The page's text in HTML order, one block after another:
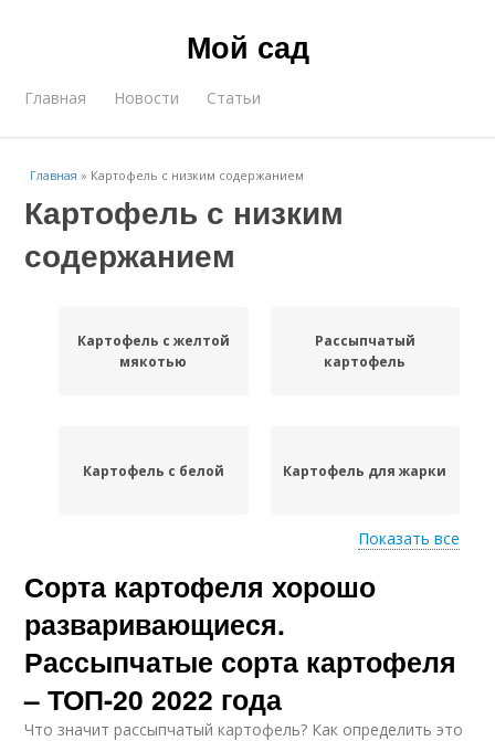
Мой сад
Главная Новости Статьи
Главная » Картофель с низким содержанием
Картофель с низким
содержанием
Картофель с желтой
мякотью
Рассыпчатый
картофель
Картофель с белой Картофель для жарки
Картофель по
алфавиту
Картофель в украине
Показать все
Сорта картофеля хорошо
разваривающиеся.
Рассыпчатые сорта картофеля
– ТОП-20 2022 года
Что значит рассыпчатый картофель? Как определить это